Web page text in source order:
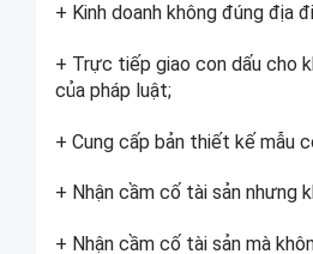
+ Kinh doanh không đúng địa
+ Trực tiếp giao con dấu cho
của pháp luật;
+ Cung cấp bản thiết kế mẫu
+ Nhận cầm cố tài sản nhưng
+ Nhận cầm cố tài sản mà